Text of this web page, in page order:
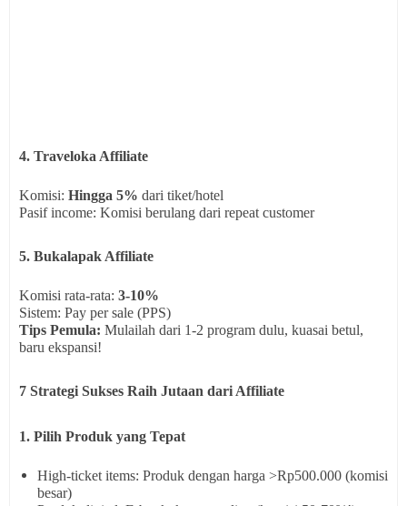
4. Traveloka Affiliate
Komisi: Hingga 5% dari tiket/hotel
Pasif income: Komisi berulang dari repeat customer
5. Bukalapak Affiliate
Komisi rata-rata: 3-10%
Sistem: Pay per sale (PPS)
Tips Pemula: Mulailah dari 1-2 program dulu, kuasai betul,
baru ekspansi!
7 Strategi Sukses Raih Jutaan dari Affiliate
1. Pilih Produk yang Tepat
High-ticket items: Produk dengan harga >Rp500.000 (komisi
besar)